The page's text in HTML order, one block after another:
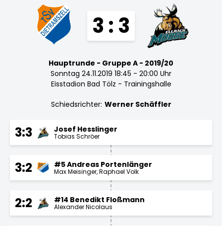
3 : 3
Hauptrunde - Gruppe A - 2019/20
Sonntag 24.11.2019 18:45 - 20:00 Uhr
Eisstadion Bad Tölz - Trainingshalle
Schiedsrichter: Werner Schäffler
3:3 Josef Hesslinger
Tobias Schröer
3:2 #5 Andreas Portenlänger
Max Meisinger Raphael Volk
2:2 #14 Benedikt Floßmann
Alexander Nicolaus